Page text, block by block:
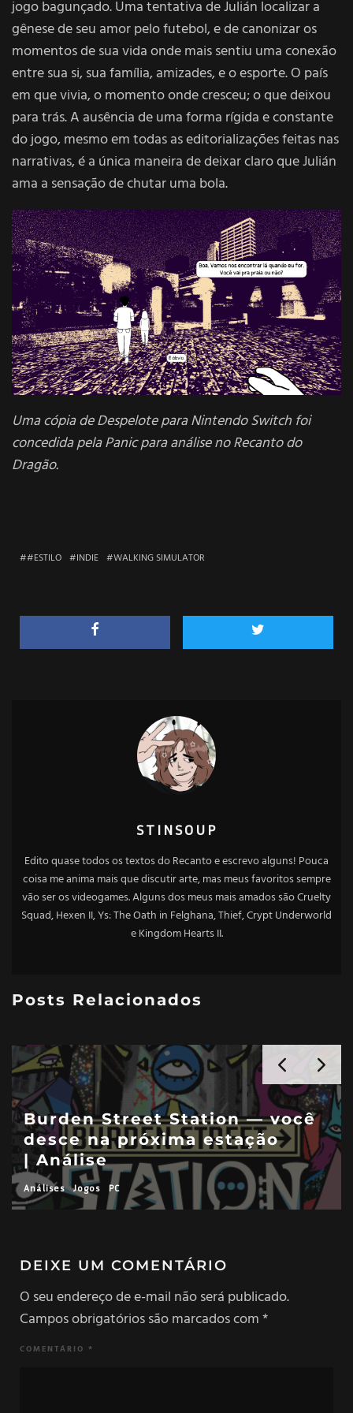
jogo bagunçado. Uma tentativa de Julián localizar a
gênese de seu amor pelo futebol, e de canonizar os
momentos de sua vida onde mais sentiu uma conexão
entre sua si, sua família, amizades, e o esporte. O país
em que vivia, o momento onde cresceu; o que deixou
para trás. A ausência de uma forma rígida e constante
do jogo, mesmo em todas as editorializações feitas nas
narrativas, é a única maneira de deixar claro que Julián
ama a sensação de chutar uma bola.
Uma cópia de Despelote para Nintendo Switch foi
concedida pela Panic para análise no Recanto do
Dragão.
#ESTILO INDIE WALKING SIMULATOR
STINSOUP
Edito quase todos os textos do Recanto e escrevo alguns! Pouca
coisa me anima mais que discutir arte, mas meus favoritos sempre
vão ser os videogames. Alguns dos meus mais amados são Cruelty
Squad, Hexen II, Ys: The Oath in Felghana, Thief, Crypt Underworld
e Kingdom Hearts II.
Posts Relacionados
A Investigação Póstuma —
brincando e revivendo a
cultura | Análise
Análises Jogos PC
DEIXE UM COMENTÁRIO
O seu endereço de e-mail não será publicado.
Campos obrigatórios são marcados com*
COMENTÁRIO *